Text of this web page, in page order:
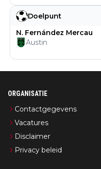
Doelpunt
N. Fernández Mercau
Austin
ORGANISATIE
Contactgegevens
Vacatures
Disclaimer
Privacy beleid